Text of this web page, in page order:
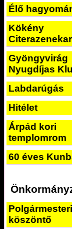
Élő
Kökény
Citerazenekar
Gyöngyvirág
Nyugdíjas
Labdarúgás
Hitélet
Árpád kori
templomrom
60 éves
Polgármesteri
köszöntő